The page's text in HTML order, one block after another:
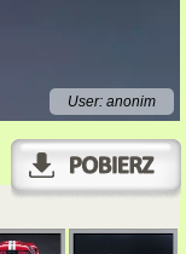
User: anonim